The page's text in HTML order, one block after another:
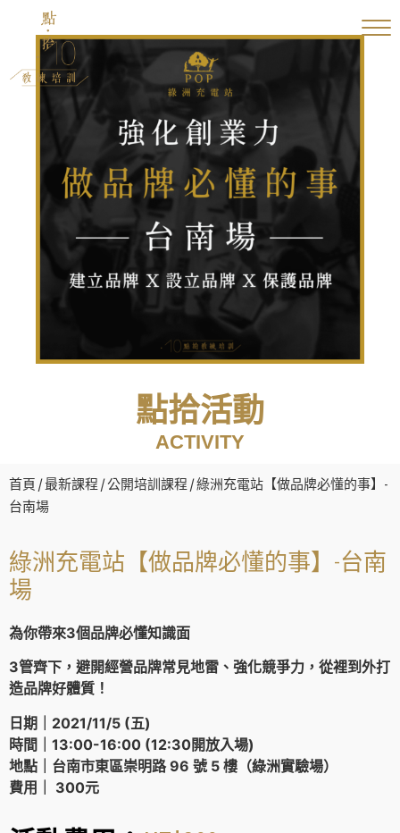
點拾活動
ACTIVITY
首頁 /最新課程 /公開培訓課程 / 綠洲充電站【做品牌必懂的事】-
台南場
綠洲充電站【做品牌必懂的事】-台南
場
為你帶來3個品牌必懂知識面
3管齊下，避開經營品牌常見地雷、強化競爭力，從裡到外打
造品牌好體質！
日期｜2021/11/5 (五)
時間｜13:00-16:00 (12:30開放入場)
地點｜台南市東區崇明路 96 號 5 樓（綠洲實驗場）
費用｜ 300元